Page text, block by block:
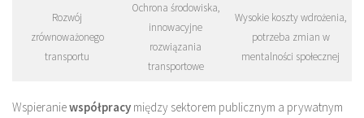
Rozwój
zrównoważonego
transportu
Ochrona środowiska,
innowacyjne
rozwiązania
transportowe
Wysokie koszty wdrożenia,
potrzeba zmian w
mentalności społecznej
Wspieraniewspółpracy między sektorem publicznym a prywatnym